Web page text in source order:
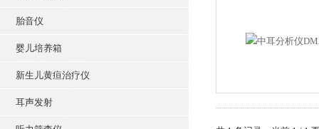
胎音仪
婴儿培养箱
新生儿黄疸治疗仪
耳声发射